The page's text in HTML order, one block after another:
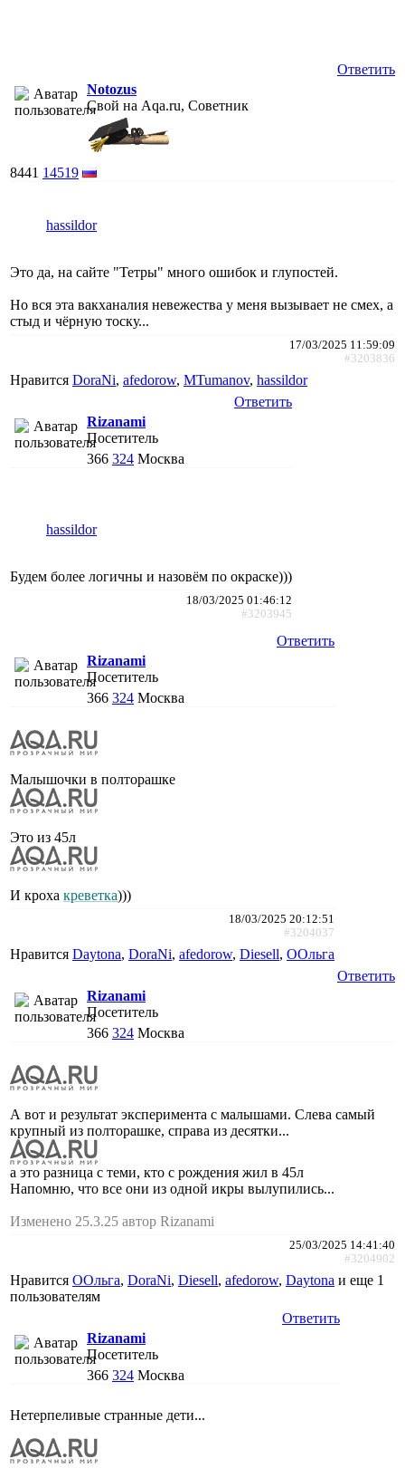
Ответить
Notozus
Свой на Aqa.ru, Советник
8441 14519
hassildor
Это да, на сайте "Тетры" много ошибок и глупостей.
Но вся эта вакханалия невежества у меня вызывает не смех, а
стыд и чёрную тоску...
17/03/2025 11:59:09
#3203836
Нравится DoraNi, afedorow, MTumanov, hassildor
Ответить
Rizanami
Посетитель
366 324 Москва
hassildor
Будем более логичны и назовём по окраске)))
18/03/2025 01:46:12
#3203945
Ответить
Rizanami
Посетитель
366 324 Москва
Малышочки в полторашке
Это из 45л
И кроха креветка)))
18/03/2025 20:12:51
#3204037
Нравится Daytona, DoraNi, afedorow, Diesell, ООльга
Ответить
Rizanami
Посетитель
366 324 Москва
А вот и результат эксперимента с малышами. Слева самый
крупный из полторашке, справа из десятки...
а это разница с теми, кто с рождения жил в 45л
Напомню, что все они из одной икры вылупились...
Изменено 25.3.25 автор Rizanami
25/03/2025 14:41:40
#3204902
Нравится ООльга, DoraNi, Diesell, afedorow, Daytona и еще 1
пользователям
Ответить
Rizanami
Посетитель
366 324 Москва
Нетерпеливые странные дети...